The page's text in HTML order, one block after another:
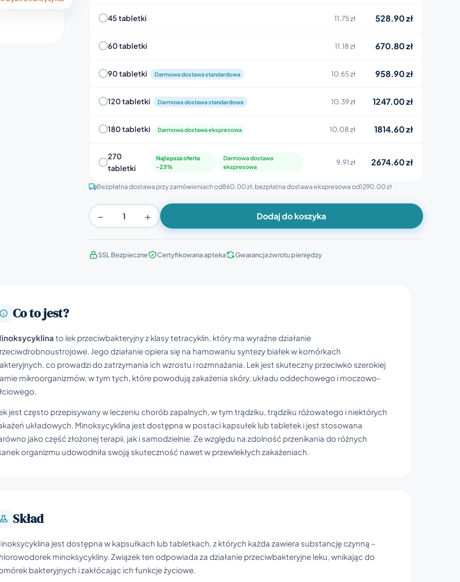
45 tabletki 11.75 zł 528.90 zł
60 tabletki 11.18 zł 670.80 zł
90 tabletki Darmowa dostawa standardowa 10.65 zł 958.90 zł
120 tabletki Darmowa dostawa standardowa 10.39 zł 1247.00 zł
180 tabletki Darmowa dostawa ekspresowa 10.08 zł 1814.60 zł
270
tabletki
Najlepsza oferta
-23%
Darmowa dostawa
ekspresowa
9.91 zł 2674.60 zł
Bezpłatna dostawa przy zamówieniach od860.00 zł, bezpłatna dostawa ekspresowa od1290.00 zł
− + Dodaj do koszyka
SSL Bezpieczne Certyfikowana apteka Gwarancja zwrotu pieniędzy
Co to jest?
to lek przeciwbakteryjny z klasy tetracyklin, który ma wyraźne działanie
Jego działanie opiera się na hamowaniu syntezy białek w komórkach
co prowadzi do zatrzymania ich wzrostu i rozmnażania. Lek jest skuteczny przeciwko szerokiej
mikroorganizmów, w tym tych, które powodują zakażenia skóry, układu oddechowego i moczowo-
jest często przepisywany w leczeniu chorób zapalnych, w tym trądziku, trądziku różowatego i niektórych
układowych. Minoksycyklina jest dostępna w postaci kapsułek lub tabletek i jest stosowana
jako część złożonej terapii, jak i samodzielnie. Ze względu na zdolność przenikania do różnych
organizmu udowodniła swoją skuteczność nawet w przewlekłych zakażeniach.
Skład
jest dostępna w kapsułkach lub tabletkach, z których każda zawiera substancję czynną -
minoksycykliny. Związek ten odpowiada za działanie przeciwbakteryjne leku, wnikając do
bakteryjnych i zakłócając ich funkcje życiowe.